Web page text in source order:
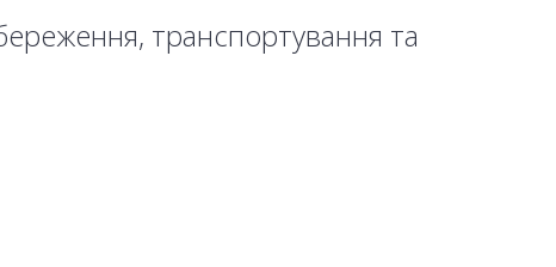
транспортування та